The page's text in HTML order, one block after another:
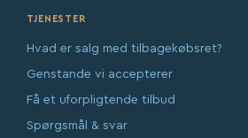
TJENESTER
Hvad er salg med tilbagekøbsret?
Genstande vi accepterer
Få et uforpligtende tilbud
Spørgsmål & svar